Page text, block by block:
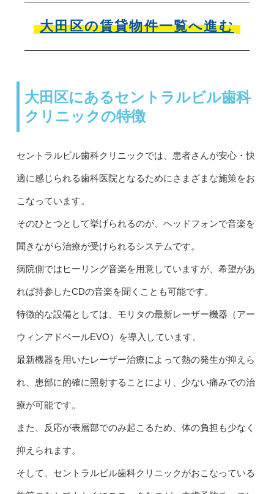
大田区の賃貸物件一覧へ進む
大田区にあるセントラルビル歯科
クリニックの特徴
セントラルビル歯科クリニックでは、患者さんが安心・快
適に感じられる歯科医院となるためにさまざまな施策をお
こなっています。
そのひとつとして挙げられるのが、ヘッドフォンで音楽を
聞きながら治療が受けられるシステムです。
病院側ではヒーリング音楽を用意していますが、希望があ
れば持参したCDの音楽を聞くことも可能です。
特徴的な設備としては、モリタの最新レーザー機器（アー
ウィンアドベールEVO）を導入しています。
最新機器を用いたレーザー治療によって熱の発生が抑えら
れ、患部に的確に照射することにより、少ない痛みでの治
療が可能です。
また、反応が表層部でのみ起こるため、体の負担も少なく
抑えられます。
そして、セントラルビル歯科クリニックがおこなっている